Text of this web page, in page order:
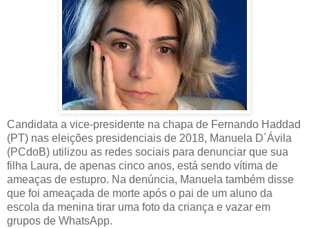
Candidata a vice-presidente na chapa de Fernando Haddad
(PT) nas eleições presidenciais de 2018, Manuela D´Ávila
(PCdoB) utilizou as redes sociais para denunciar que sua
filha Laura, de apenas cinco anos, está sendo vítima de
ameaças de estupro. Na denúncia, Manuela também disse
que foi ameaçada de morte após o pai de um aluno da
escola da menina tirar uma foto da criança e vazar em
grupos de WhatsApp.